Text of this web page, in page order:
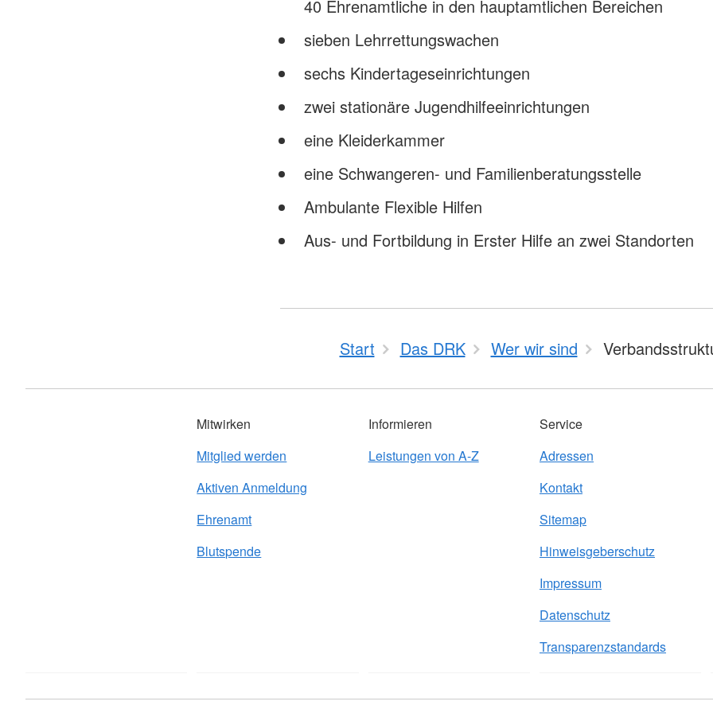
40 Ehrenamtliche in den hauptamtlichen Bereichen
sieben Lehrrettungswachen
sechs Kindertageseinrichtungen
zwei stationäre Jugendhilfeeinrichtungen
eine Kleiderkammer
eine Schwangeren- und Familienberatungsstelle
Ambulante Flexible Hilfen
Aus- und Fortbildung in Erster Hilfe an zwei Standorten
Start Das DRK Wer wir sind
Mitwirken
Mitglied werden
Aktiven Anmeldung
Ehrenamt
Blutspende
Informieren
Leistungen von A-Z
Service
Adressen
Kontakt
Sitemap
Hinweisgeberschutz
Impressum
Datenschutz
Transparenzstandards